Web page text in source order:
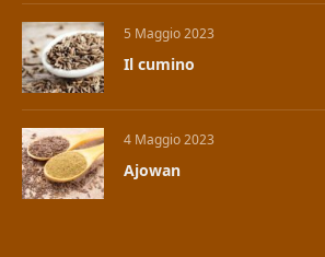
5 Maggio 2023
Il cumino
4 Maggio 2023
Ajowan